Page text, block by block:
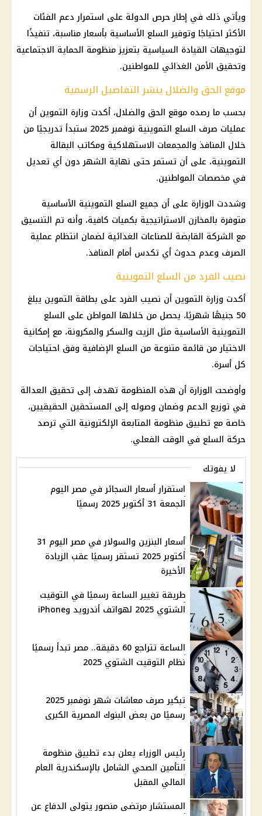
ويأتي ذلك في إطار حرص الدولة على استمرار دعم الفئات
الأكثر احتياجًا وتوفير السلع الأساسية بأسعار مناسبة، تنفيذًا
لتوجيهات القيادة السياسية بتعزيز منظومة الحماية الاجتماعية
وتحقيق الأمن الغذائي للمواطنين.
موقع الحق والضلال ينشر التفاصيل الرسمية
بحسب ما رصده موقع الحق والضلال، أكدت وزارة التموين أن
عمليات صرف السلع التموينية نوفمبر 2025 ستبدأ تدريجيًا من
خلال المنافذ والمجمعات الاستهلاكية ومكاتب البقالة
التموينية، على أن تستمر حتى نهاية الشهر دون أي تعديل
في مخصصات المواطنين.
وشددت الوزارة على أن جميع السلع التموينية الأساسية
متوفرة بالمخازن الاستراتيجية بكميات كافية، وأنه تم التنسيق
مع الشركة القابضة للصناعات الغذائية لضمان انتظام عملية
الصرف وعدم حدوث أي تكدس أمام المنافذ.
نصيب الفرد من السلع التموينية
أكدت وزارة التموين أن نصيب الفرد على بطاقة التموين يبلغ
50 جنيهًا شهريًا، يحصل من خلالها المواطن على السلع
التموينية الأساسية مثل الزيت والسكر والمكرونة، مع إمكانية
الاختيار من قائمة متنوعة من السلع الإضافية وفق احتياجات
كل أسرة.
وأوضحت الوزارة أن هذه المنظومة تهدف إلى تحقيق العدالة
في توزيع الدعم وضمان وصوله إلى المستحقين الحقيقيين،
خاصة مع تطبيق منظومة المتابعة الإلكترونية التي ترصد
حركة السلع في الوقت الفعلي.
لا يفوتك
استقرار أسعار السجائر في مصر اليوم
الجمعة 31 أكتوبر 2025 رسميًا
أسعار البنزين والسولار في مصر اليوم 31
أكتوبر 2025 تستقر رسميًا عقب الزيادة
الأخيرة
طريقة تغيير الساعة رسميًا في التوقيت
الشتوي 2025 لهواتف أندرويد وiPhone
الساعة تتراجع 60 دقيقة.. مصر تبدأ رسميًا
نظام التوقيت الشتوي 2025
تبكير صرف معاشات شهر نوفمبر 2025
رسميًا من بعض البنوك المصرية الكبرى
رئيس الوزراء يعلن بدء تطبيق منظومة
التأمين الصحي الشامل بالإسكندرية العام
المالي المقبل
المستشار مرتضى منصور يتولى الدفاع عن